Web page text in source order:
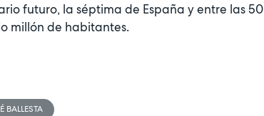
futuro, la séptima de España y entre las 50
millón de habitantes.
BALLESTA